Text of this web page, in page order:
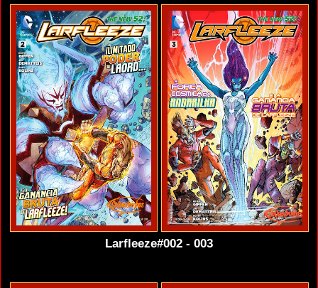
Larfleeze#002 - 003